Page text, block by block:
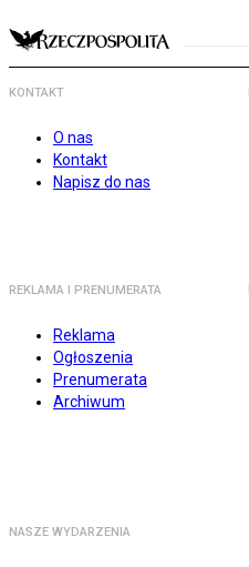
KONTAKT
O nas
Kontakt
Napisz do nas
REKLAMA I PRENUMERATA
Reklama
Ogłoszenia
Prenumerata
Archiwum
NASZE WYDARZENIA